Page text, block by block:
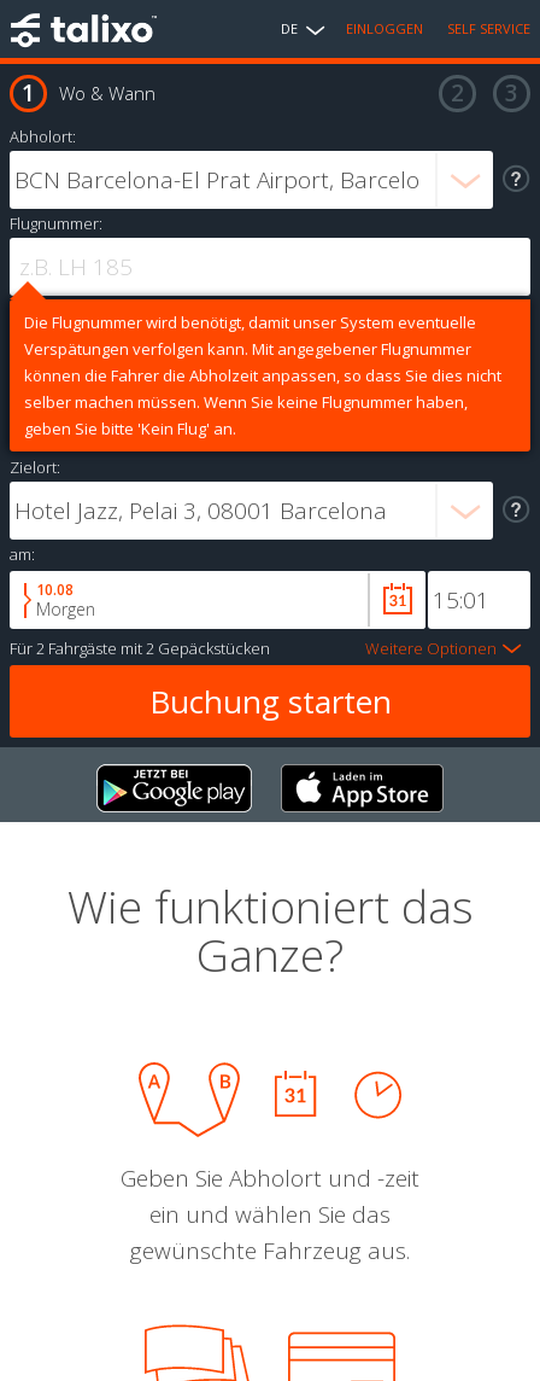
DE EINLOGGEN SELF SERVICE
Wo & Wann
Abholort:
Flugnummer:
Die Flugnummer wird benötigt, damit unser System eventuelle
Verspätungen verfolgen kann. Mit angegebener Flugnummer
können die Fahrer die Abholzeit anpassen, so dass Sie dies nicht
selber machen müssen. Wenn Sie keine Flugnummer haben,
geben Sie bitte 'Kein Flug' an.
Zielort:
am:
10.08
Morgen
Für2 Fahrgäste mit2 Gepäckstücken Weitere Optionen
Wie funktioniert das
Ganze?
Geben Sie Abholort und -zeit
ein und wählen Sie das
gewünschte Fahrzeug aus.